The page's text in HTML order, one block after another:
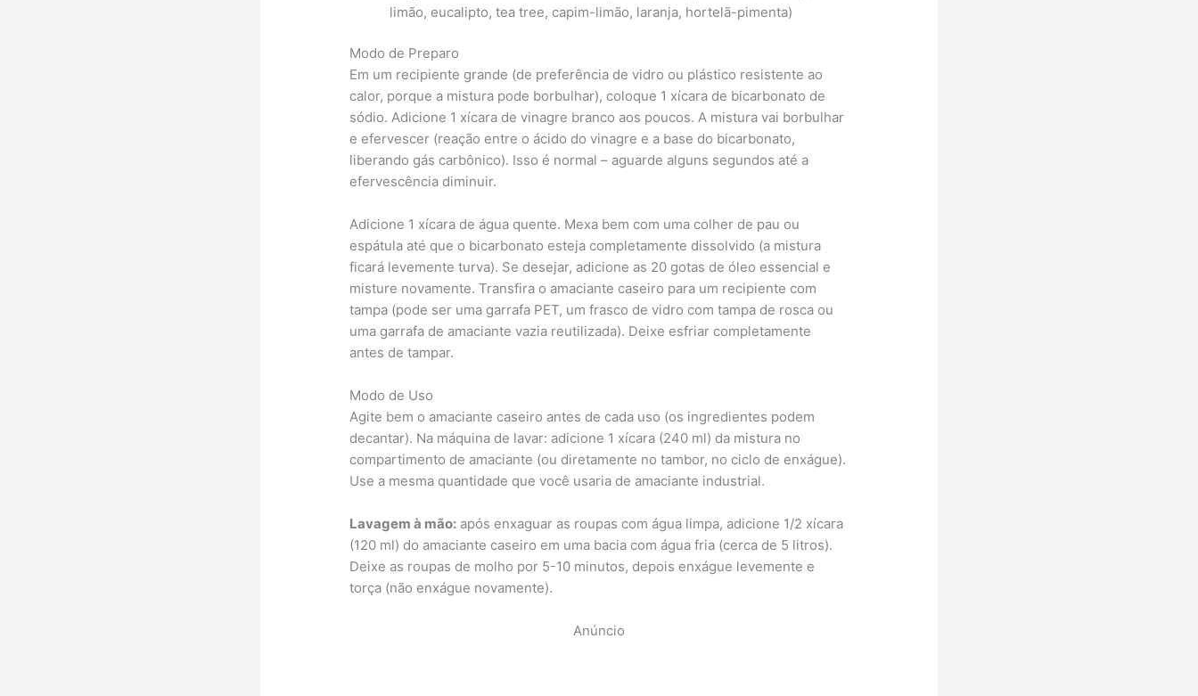
limão, eucalipto, tea tree, capim-limão, laranja, hortelã-pimenta)
Modo de Preparo
Em um recipiente grande (de preferência de vidro ou plástico resistente ao
calor, porque a mistura pode borbulhar), coloque 1 xícara de bicarbonato de
sódio. Adicione 1 xícara de vinagre branco aos poucos. A mistura vai borbulhar
e efervescer (reação entre o ácido do vinagre e a base do bicarbonato,
liberando gás carbônico). Isso é normal – aguarde alguns segundos até a
efervescência diminuir.
Adicione 1 xícara de água quente. Mexa bem com uma colher de pau ou
espátula até que o bicarbonato esteja completamente dissolvido (a mistura
ficará levemente turva). Se desejar, adicione as 20 gotas de óleo essencial e
misture novamente. Transfira o amaciante caseiro para um recipiente com
tampa (pode ser uma garrafa PET, um frasco de vidro com tampa de rosca ou
uma garrafa de amaciante vazia reutilizada). Deixe esfriar completamente
antes de tampar.
Modo de Uso
Agite bem o amaciante caseiro antes de cada uso (os ingredientes podem
decantar). Na máquina de lavar: adicione 1 xícara (240 ml) da mistura no
compartimento de amaciante (ou diretamente no tambor, no ciclo de enxágue).
Use a mesma quantidade que você usaria de amaciante industrial.
Lavagem à mão: após enxaguar as roupas com água limpa, adicione 1/2 xícara
(120 ml) do amaciante caseiro em uma bacia com água fria (cerca de 5 litros).
Deixe as roupas de molho por 5-10 minutos, depois enxágue levemente e
torça (não enxágue novamente).
Anúncio